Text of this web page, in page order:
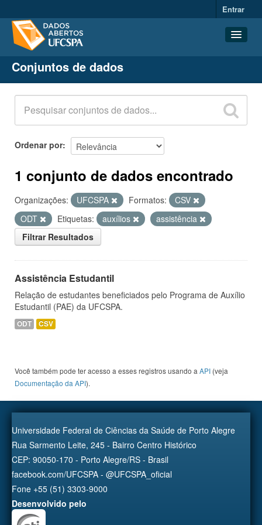
Entrar
Conjuntos de dados
Organizações
Grupos
Sobre
Conjuntos de dados
Ordenar por
1 conjunto de dados encontrado
Organizações: UFCSPA Formatos:
CSV
ODT
Etiquetas: auxílios
assistência
Filtrar Resultados
Assistência Estudantil
Relação de estudantes beneficiados pelo Programa de Auxílio
Estudantil (PAE) da UFCSPA.
ODT CSV
Você também pode ter acesso a esses registros usando a API (veja
Documentação da API).
Universidade Federal de Ciências da Saúde de Porto Alegre
Rua Sarmento Leite, 245 - Bairro Centro Histórico
CEP: 90050-170 - Porto Alegre/RS - Brasil
facebook.com/UFCSPA - @UFCSPA_oficial
Fone +55 (51) 3303-9000
Desenvolvido pelo